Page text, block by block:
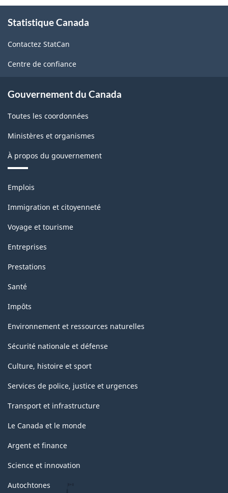
propos
ce
site
Statistique Canada
Contactez StatCan
Centre de confiance
Gouvernement du Canada
Toutes les coordonnées
Ministères et organismes
À propos du gouvernement
Thèmes
sujets
Emplois
Immigration et citoyenneté
Voyage et tourisme
Entreprises
Prestations
Santé
Impôts
Environnement et ressources naturelles
Sécurité nationale et défense
Culture, histoire et sport
Services de police, justice et urgences
Transport et infrastructure
Le Canada et le monde
Argent et finance
Science et innovation
Autochtones